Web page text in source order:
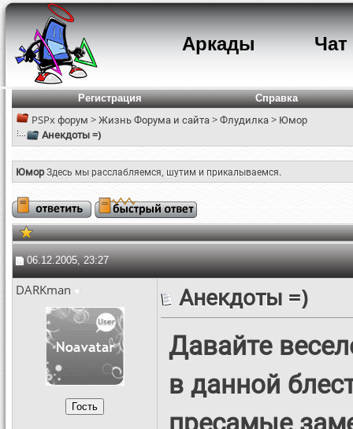
Аркады Чат
Регистрация Справка
PSPx форум >Жизнь Форума и сайта>Флудилка> Юмор
Анекдоты =)
ЮморЗдесь мы расслабляемся, шутим и прикалываемся.
06.12.2005, 23:27
DARKman Анекдоты =)
Давайте
в данной